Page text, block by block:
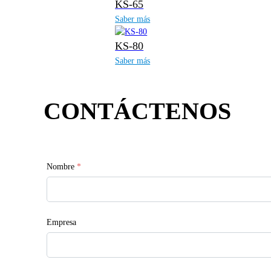
KS-65
Saber más
KS-80
Saber más
CONTÁCTENOS
Nombre *
Empresa